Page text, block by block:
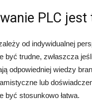
PLC jest
od indywidualnej
być trudne, zwłaszcza
odpowiedniej wiedzy
lub
być stosunkowo łatwa.